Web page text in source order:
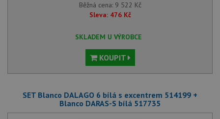
Běžná cena: 9 522 Kč
Sleva: 476 Kč
SKLADEM U VÝROBCE
KOUPIT
SET Blanco DALAGO 6 bílá s excentrem 514199 +
Blanco DARAS-S bílá 517735